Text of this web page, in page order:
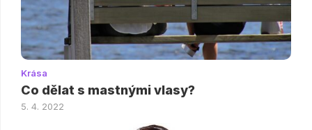
Krása
Co dělat s mastnými vlasy?
5. 4. 2022